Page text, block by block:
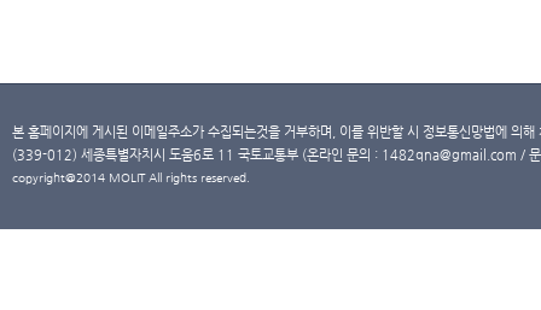
본 홈페이지에 게시된 이메일주소가 수집되는것을 거부하며, 이를 위반할 시 정보통신망법에 의
(339-012) 세종특별자치시 도움6로 11 국토교통부 (온라인 문의 : 1482qna@gmail.com /
copyright@2014 MOLIT All rights reserved.